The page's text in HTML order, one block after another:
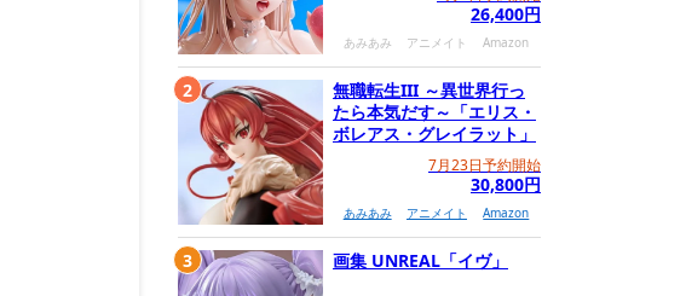
26,400円
あみあみ アニメイト Amazon
無職転生III ～異世界行っ
たら本気だす～「エリス・
ボレアス・グレイラット」
7月23日予約開始
30,800円
あみあみ アニメイト Amazon
2
画集 UNREAL「イヴ」
3